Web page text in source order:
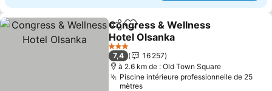
PartagerAjouter à mes favoris
Congress & Wellness
Hotel Olsanka
Consulter les prix
3 Étoiles
7,4
16 257
à 2.6 km de : Old Town Square
Piscine intérieure professionnelle de 25
mètres